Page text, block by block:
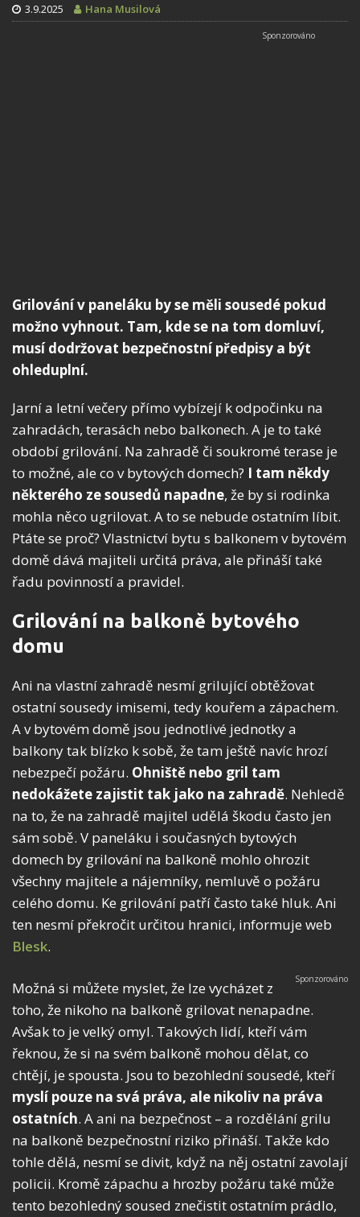
3.9.2025 Hana Musilová
Grilování v paneláku by se měli sousedé pokud
možno vyhnout. Tam, kde se na tom domluví,
musí dodržovat bezpečnostní předpisy a být
ohleduplní.
Jarní a letní večery přímo vybízejí k odpočinku na
zahradách, terasách nebo balkonech. A je to také
období grilování. Na zahradě či soukromé terase je
to možné, ale co v bytových domech? I tam někdy
některého ze sousedů napadne, že by si rodinka
mohla něco ugrilovat. A to se nebude ostatním líbit.
Ptáte se proč? Vlastnictví bytu s balkonem v bytovém
domě dává majiteli určitá práva, ale přináší také
řadu povinností a pravidel.
Grilování na balkoně bytového
domu
Ani na vlastní zahradě nesmí grilující obtěžovat
ostatní sousedy imisemi, tedy kouřem a zápachem.
A v bytovém domě jsou jednotlivé jednotky a
balkony tak blízko k sobě, že tam ještě navíc hrozí
nebezpečí požáru. Ohniště nebo gril tam
nedokážete zajistit tak jako na zahradě. Nehledě
na to, že na zahradě majitel udělá škodu často jen
sám sobě. V paneláku i současných bytových
domech by grilování na balkoně mohlo ohrozit
všechny majitele a nájemníky, nemluvě o požáru
celého domu. Ke grilování patří často také hluk. Ani
ten nesmí překročit určitou hranici, informuje web
Blesk.
Možná si můžete myslet, že lze vycházet z
toho, že nikoho na balkoně grilovat nenapadne.
Avšak to je velký omyl. Takových lidí, kteří vám
řeknou, že si na svém balkoně mohou dělat, co
chtějí, je spousta. Jsou to bezohlední sousedé, kteří
myslí pouze na svá práva, ale nikoliv na práva
ostatních. A ani na bezpečnost – a rozdělání grilu
na balkoně bezpečnostní riziko přináší. Takže kdo
tohle dělá, nesmí se divit, když na něj ostatní zavolají
policii. Kromě zápachu a hrozby požáru také může
tento bezohledný soused znečistit ostatním prádlo,